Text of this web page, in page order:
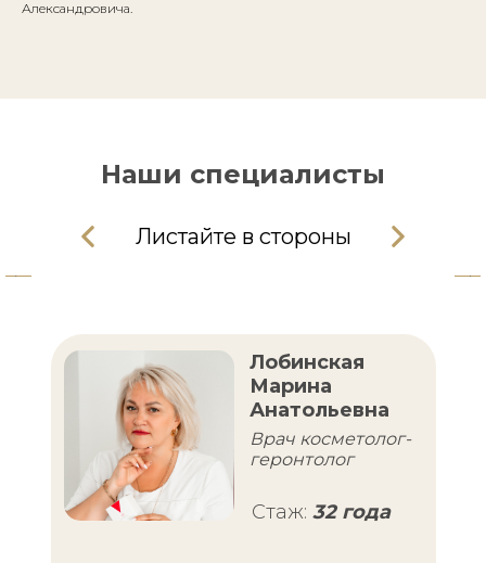
Александровича.
Наши специалисты
Листайте в стороны
Лобинская
Марина
Анатольевна
Стаж: 32 года
Врач косметолог-
геронтолог